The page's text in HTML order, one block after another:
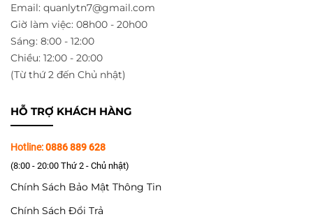
Email: quanlytn7@gmail.com
Giờ làm việc: 08h00 - 20h00
Sáng: 8:00 - 12:00
Chiều: 12:00 - 20:00
(Từ thứ 2 đến Chủ nhật)
HỖ TRỢ KHÁCH HÀNG
Hotline:0886 889 628
(8:00 - 20:00 Thứ 2 - Chủ nhật)
Chính Sách Bảo Mật Thông Tin
Chính Sách Đổi Trả